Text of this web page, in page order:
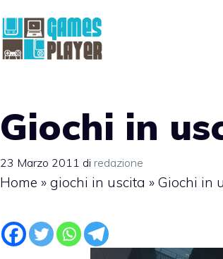
Giochi in
23 Marzo 2011 di redazione
Home » giochi in uscita » Giochi in